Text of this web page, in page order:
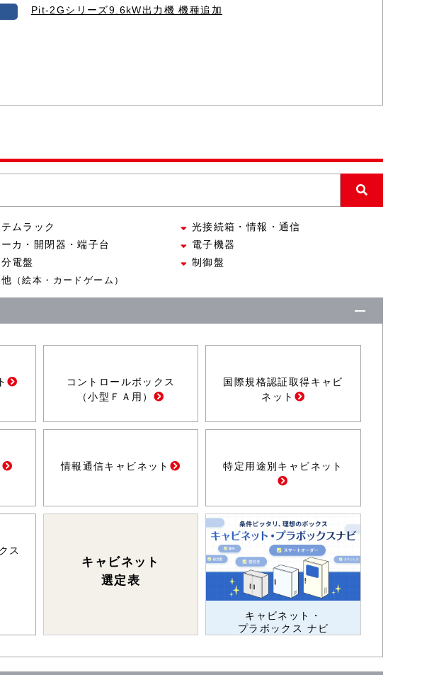
Pit-2Gシリーズ9.6kW出力機 機種追加
ムラック
光接続箱・情報・通信
カ・開閉器・端子台
電子機器
電盤
制御盤
（絵本・カードゲーム）
コントロールボックス
（小型ＦＡ用）
国際規格認証取得キャビ
ネット
情報通信キャビネット 特定用途別キャビネット
ス
キャビネット
選定表
キャビネット・
プラボックス ナビ